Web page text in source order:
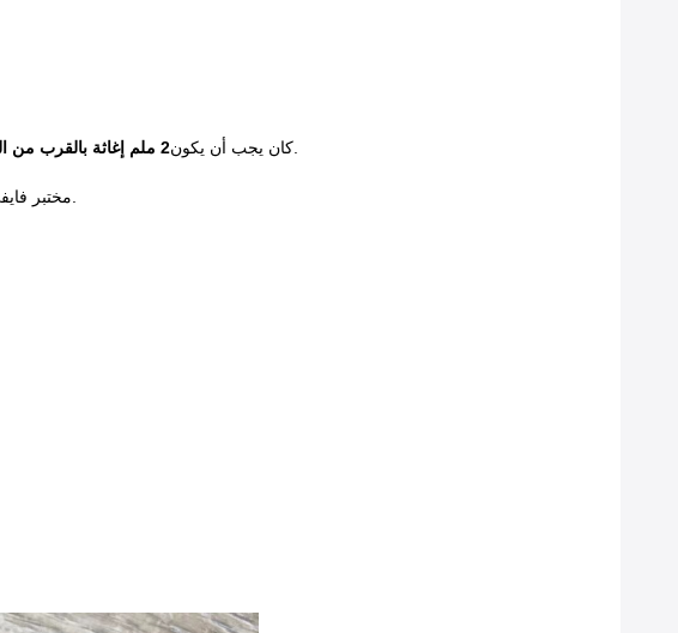
كان يجب أن يكون2 ملم إغاثة بالقرب من الشوكة بحيث يمكن استخدام مركب العصا الخضراء للقيام بتصميم الحدود.